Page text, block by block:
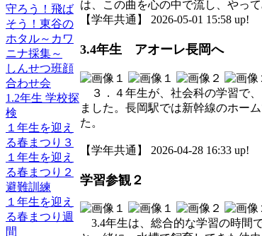
守ろう！飛ば
そう！東谷の
ホタル～カワ
ニナ採集～
しんせつ班顔
合わせ会
1.2年生 学校探
検
１年生を迎え
る春まつり３
１年生を迎え
る春まつり２
避難訓練
１年生を迎え
る春まつり週
間
は、この曲を心の中で流し、やっ
【学年共通】 2026-05-01 15:58 up!
3.4年生 アオーレ長岡へ
３．４年生が、社会科の学習で
ました。長岡駅では新幹線のホー
た。
【学年共通】 2026-04-28 16:33 up!
学習参観２
3.4年生は、総合的な学習の時間